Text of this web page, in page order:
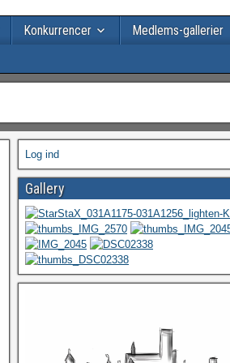
Konkurrencer
Medlems-gallerier
Log ind
Gallery